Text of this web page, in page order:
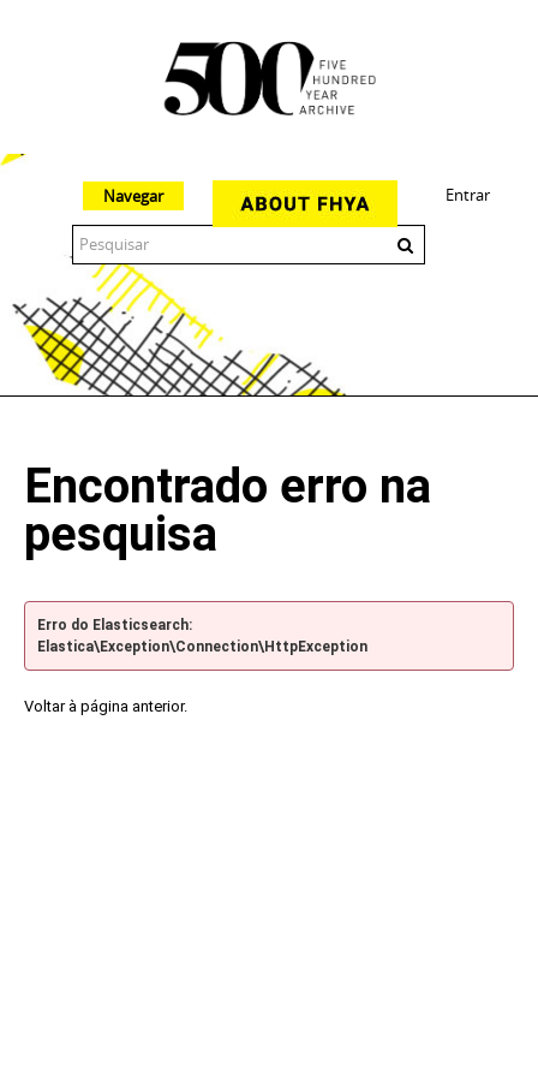
Entrar
Navegar
Encontrado erro na
pesquisa
Erro do Elasticsearch:
Elastica\Exception\Connection\HttpException
Voltar à página anterior.